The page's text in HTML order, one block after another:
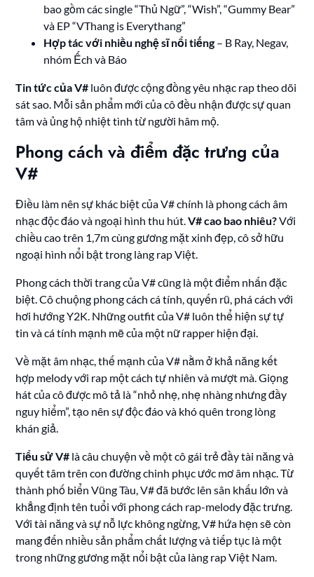
bao gồm các single “Thủ Ngữ”, “Wish”, “Gummy Bear”
và EP “VThang is Everythang”
Hợp tác với nhiều nghệ sĩ nổi tiếng – B Ray, Negav,
nhóm Ếch và Báo
Tin tức của V# luôn được cộng đồng yêu nhạc rap theo dõi
sát sao. Mỗi sản phẩm mới của cô đều nhận được sự quan
tâm và ủng hộ nhiệt tình từ người hâm mộ.
Phong cách và điểm đặc trưng của
V#
Điều làm nên sự khác biệt của V# chính là phong cách âm
nhạc độc đáo và ngoại hình thu hút.V# cao bao nhiêu?Với
chiều cao trên 1,7m cùng gương mặt xinh đẹp, cô sở hữu
ngoại hình nổi bật trong làng rap Việt.
Phong cách thời trang của V# cũng là một điểm nhấn đặc
biệt. Cô chuộng phong cách cá tính, quyến rũ, phá cách với
hơi hướng Y2K. Những outfit của V# luôn thể hiện sự tự
tin và cá tính mạnh mẽ của một nữ rapper hiện đại.
Về mặt âm nhạc, thế mạnh của V# nằm ở khả năng kết
hợp melody với rap một cách tự nhiên và mượt mà. Giọng
hát của cô được mô tả là “nhỏ nhẹ, nhẹ nhàng nhưng đầy
nguy hiểm”, tạo nên sự độc đáo và khó quên trong lòng
khán giả.
Tiểu sử V# là câu chuyện về một cô gái trẻ đầy tài năng và
quyết tâm trên con đường chinh phục ước mơ âm nhạc. Từ
thành phố biển Vũng Tàu, V# đã bước lên sân khấu lớn và
khẳng định tên tuổi với phong cách rap-melody đặc trưng.
Với tài năng và sự nỗ lực không ngừng, V# hứa hẹn sẽ còn
mang đến nhiều sản phẩm chất lượng và tiếp tục là một
trong những gương mặt nổi bật của làng rap Việt Nam.